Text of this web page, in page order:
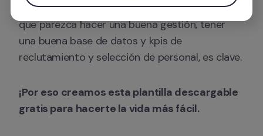
colaboradores en tu empresa. Por muy simple
que parezca hacer una buena gestión, tener
una buena base de datos y kpis de
reclutamiento y selección de personal, es clave.
¡Por eso creamos esta plantilla descargable
gratis para hacerte la vida más fácil.